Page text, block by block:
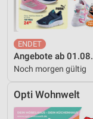
Angebote ab 01.08.
Noch morgen gültig
Opti Wohnwelt